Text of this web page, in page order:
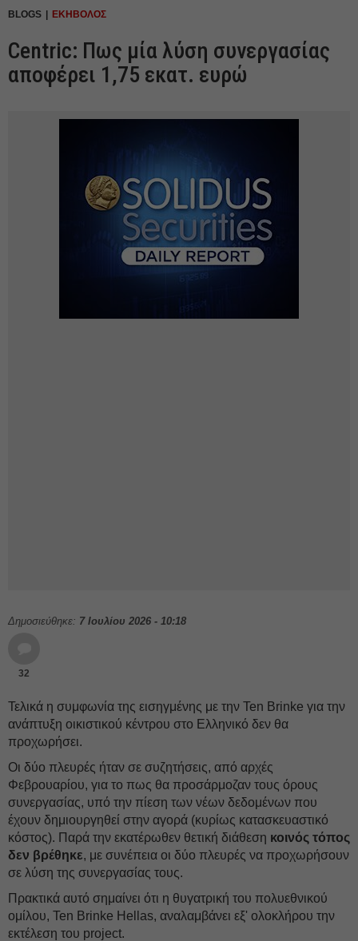
BLOGS ΕΚΗΒΟΛΟΣ
Centric: Πως μία λύση συνεργασίας
αποφέρει 1,75 εκατ. ευρώ
Δημοσιεύθηκε: 7 Ιουλίου 2026 - 10:18
32
Τελικά η συμφωνία της εισηγμένης με την Ten Brinke για την
ανάπτυξη οικιστικού κέντρου στο Ελληνικό δεν θα
προχωρήσει.
Οι δύο πλευρές ήταν σε συζητήσεις, από αρχές
Φεβρουαρίου, για το πως θα προσάρμοζαν τους όρους
συνεργασίας, υπό την πίεση των νέων δεδομένων που
έχουν δημιουργηθεί στην αγορά (κυρίως κατασκευαστικό
κόστος). Παρά την εκατέρωθεν θετική διάθεση κοινός τόπος
δεν βρέθηκε, με συνέπεια οι δύο πλευρές να προχωρήσουν
σε λύση της συνεργασίας τους.
Πρακτικά αυτό σημαίνει ότι η θυγατρική του πολυεθνικού
ομίλου, Ten Brinke Hellas, αναλαμβάνει εξ' ολοκλήρου την
εκτέλεση του project.